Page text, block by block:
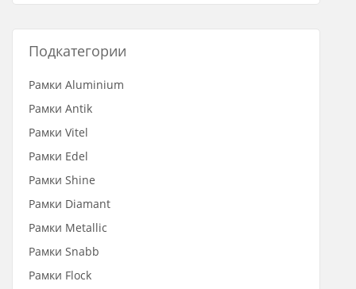
Подкатегории
Рамки Aluminium
Рамки Antik
Рамки Vitel
Рамки Edel
Рамки Shine
Рамки Diamant
Рамки Metallic
Рамки Snabb
Рамки Flock